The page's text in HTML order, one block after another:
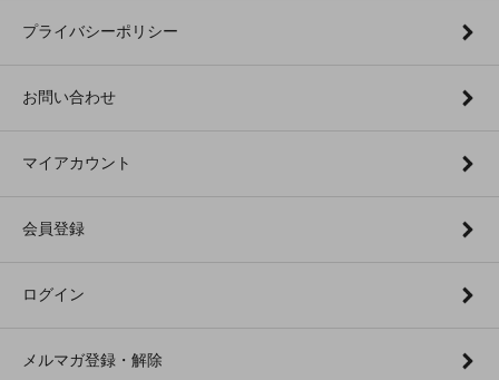
プライバシーポリシー
お問い合わせ
マイアカウント
会員登録
ログイン
メルマガ登録・解除